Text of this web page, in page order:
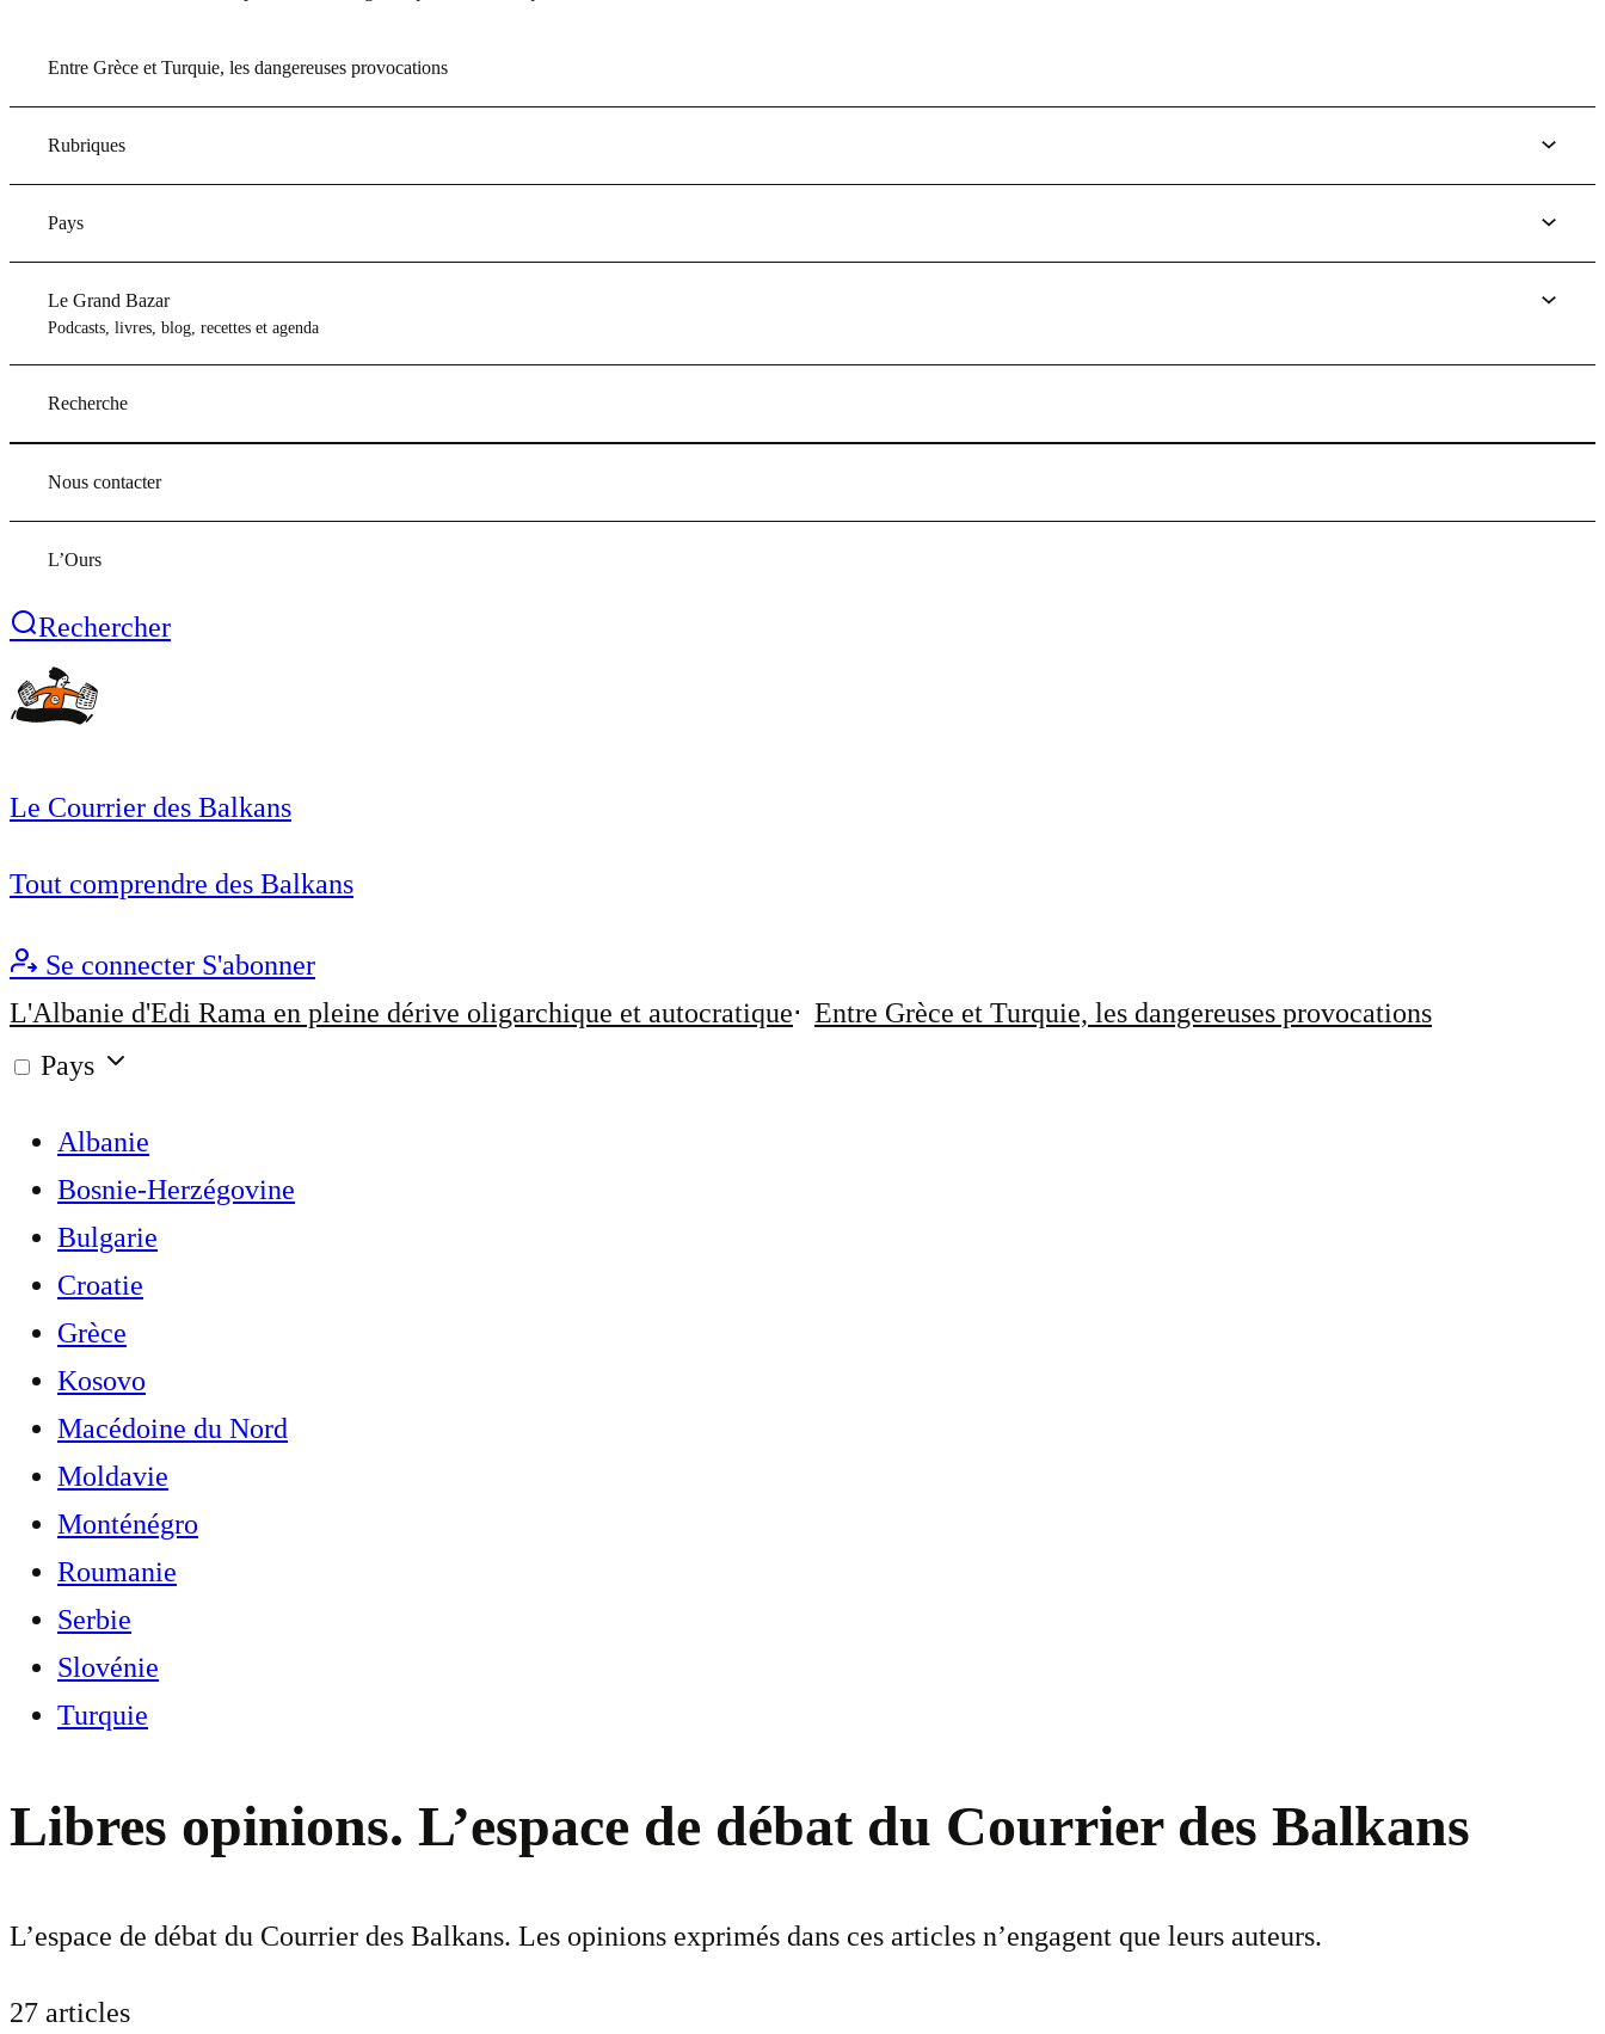
Entre Grèce et Turquie, les dangereuses provocations
Rubriques
Pays
Le Grand Bazar
Podcasts, livres, blog, recettes et agenda
Recherche
Nous contacter
L’Ours
Rechercher
Le Courrier des Balkans
Tout comprendre des Balkans
Se connecter S'abonner
L'Albanie d'Edi Rama en pleine dérive oligarchique et autocratique
Entre Grèce et Turquie, les dangereuses provocations
Pays
Albanie
Bosnie-Herzégovine
Bulgarie
Croatie
Grèce
Kosovo
Macédoine du Nord
Moldavie
Monténégro
Roumanie
Serbie
Slovénie
Turquie
Libres opinions. L’espace de débat du Courrier des Balkans
L’espace de débat du Courrier des Balkans. Les opinions exprimés dans ces articles n’engagent que leurs auteurs.
27 articles